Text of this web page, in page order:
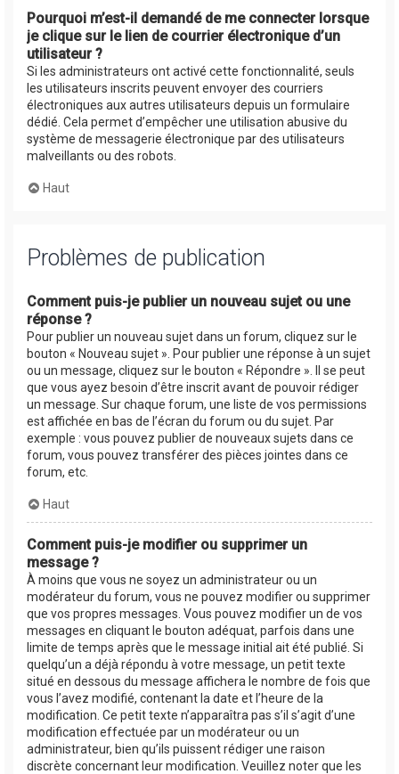
Pourquoi m’est-il demandé de me connecter lorsque
je clique sur le lien de courrier électronique d’un
utilisateur ?
Si les administrateurs ont activé cette fonctionnalité, seuls
les utilisateurs inscrits peuvent envoyer des courriers
électroniques aux autres utilisateurs depuis un formulaire
dédié. Cela permet d’empêcher une utilisation abusive du
système de messagerie électronique par des utilisateurs
malveillants ou des robots.
Haut
Problèmes de publication
Comment puis-je publier un nouveau sujet ou une
réponse ?
Pour publier un nouveau sujet dans un forum, cliquez sur le
bouton « Nouveau sujet ». Pour publier une réponse à un sujet
ou un message, cliquez sur le bouton « Répondre ». Il se peut
que vous ayez besoin d’être inscrit avant de pouvoir rédiger
un message. Sur chaque forum, une liste de vos permissions
est affichée en bas de l’écran du forum ou du sujet. Par
exemple : vous pouvez publier de nouveaux sujets dans ce
forum, vous pouvez transférer des pièces jointes dans ce
forum, etc.
Haut
Comment puis-je modifier ou supprimer un
message ?
À moins que vous ne soyez un administrateur ou un
modérateur du forum, vous ne pouvez modifier ou supprimer
que vos propres messages. Vous pouvez modifier un de vos
messages en cliquant le bouton adéquat, parfois dans une
limite de temps après que le message initial ait été publié. Si
quelqu’un a déjà répondu à votre message, un petit texte
situé en dessous du message affichera le nombre de fois que
vous l’avez modifié, contenant la date et l’heure de la
modification. Ce petit texte n’apparaîtra pas s’il s’agit d’une
modification effectuée par un modérateur ou un
administrateur, bien qu’ils puissent rédiger une raison
discrète concernant leur modification. Veuillez noter que les